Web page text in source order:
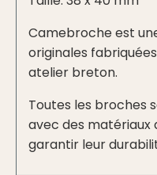
Camebroche est
originales
atelier breton.
Toutes les broches
avec des matériaux
garantir leur